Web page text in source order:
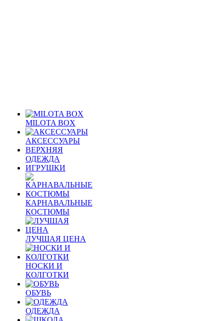
MILOTA BOX
АКСЕССУАРЫ
ВЕРХНЯЯ
ОДЕЖДА
ИГРУШКИ
КАРНАВАЛЬНЫЕ
КОСТЮМЫ
ЛУЧШАЯ ЦЕНА
НОСКИ И
КОЛГОТКИ
ОБУВЬ
ОДЕЖДА